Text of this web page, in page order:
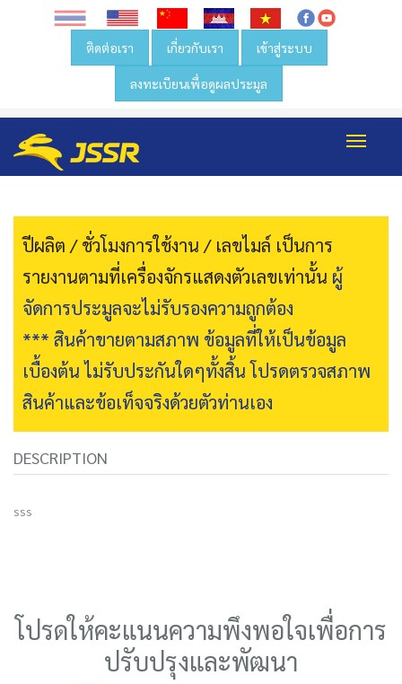
ติดต่อเรา เกี่ยวกับเรา เข้าสู่ระบบ
ลงทะเบียนเพื่อดูผลประมูล
ปีผลิต / ชั่วโมงการใช้งาน / เลขไมล์ เป็นการ
รายงานตามที่เครื่องจักรแสดงตัวเลขเท่านั้น ผู้
จัดการประมูลจะไม่รับรองความถูกต้อง
*** สินค้าขายตามสภาพ ข้อมูลที่ให้เป็นข้อมูล
เบื้องต้น ไม่รับประกันใดๆทั้งสิ้น โปรดตรวจสภาพ
สินค้าและข้อเท็จจริงด้วยตัวท่านเอง
DESCRIPTION
sss
โปรดให้คะแนนความพึงพอใจเพื่อการ
ปรับปรุงและพัฒนา